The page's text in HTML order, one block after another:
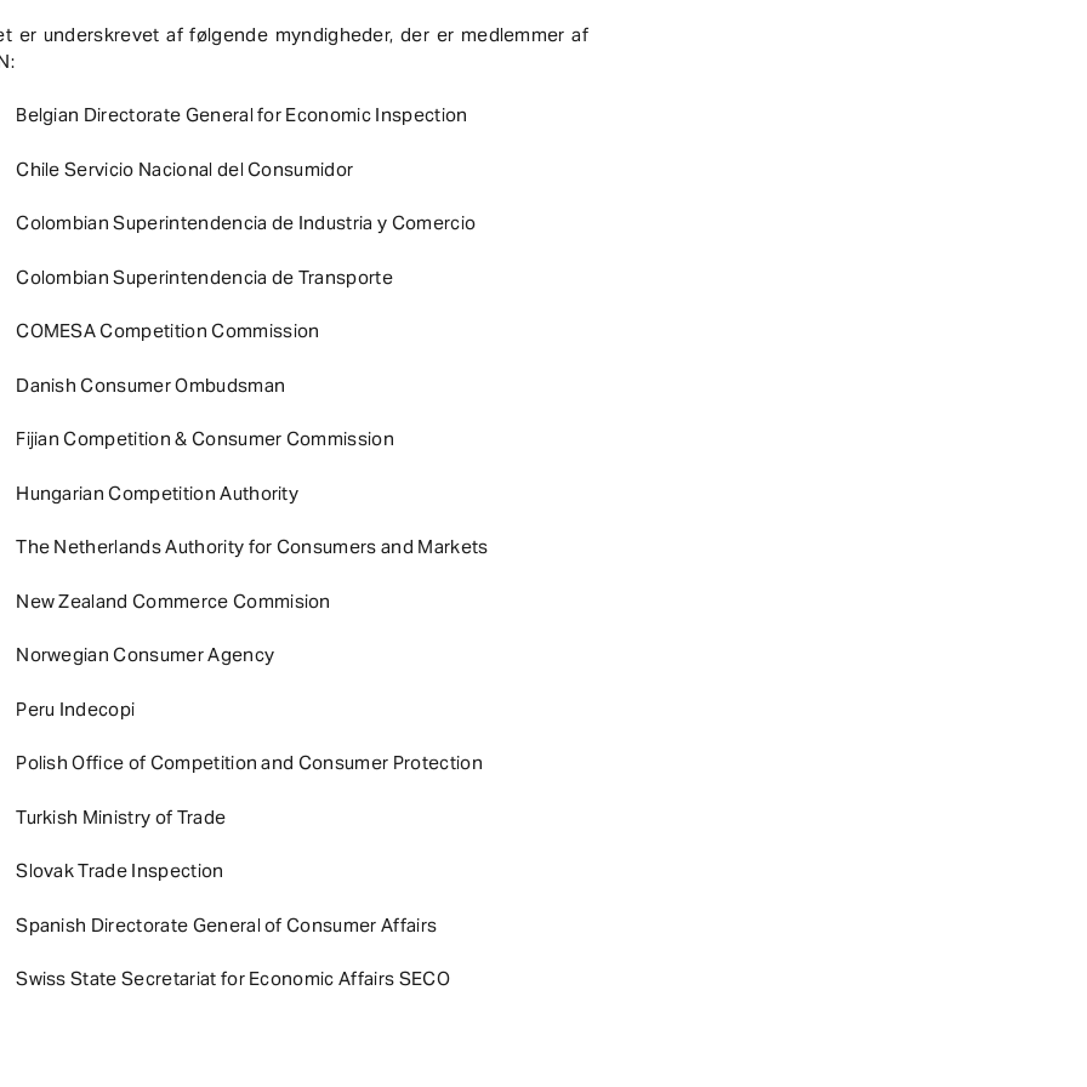
er underskrevet af følgende myndigheder, der er medlemmer af
Belgian Directorate General for Economic Inspection
Chile Servicio Nacional del Consumidor
Colombian Superintendencia de Industria y Comercio
Colombian Superintendencia de Transporte
COMESA Competition Commission
Danish Consumer Ombudsman
Fijian Competition & Consumer Commission
Hungarian Competition Authority
The Netherlands Authority for Consumers and Markets
New Zealand Commerce Commision
Norwegian Consumer Agency
Peru Indecopi
Polish Office of Competition and Consumer Protection
Turkish Ministry of Trade
Slovak Trade Inspection
Spanish Directorate General of Consumer Affairs
Swiss State Secretariat for Economic Affairs SECO